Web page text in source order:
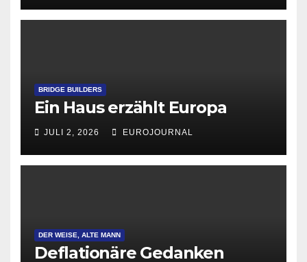
BRIDGE BUILDERS
Ein Haus erzählt Europa
JULI 2, 2026 EUROJOURNAL
DER WEISE, ALTE MANN
Deflationäre Gedanken